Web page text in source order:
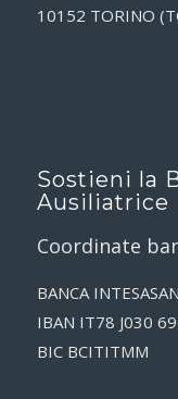
10152 TORINO
Sostieni la
Ausiliatrice
Coordinate
BANCA
IBAN IT78 J030
BIC BCITITMM